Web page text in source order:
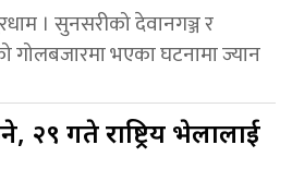
। सुनसरीको देवानगञ्ज र
गोलबजारमा भएका घटनामा ज्यान
२९ गते राष्ट्रिय भेलालाई